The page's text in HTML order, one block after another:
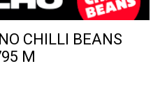
CHILLI BEANS
M